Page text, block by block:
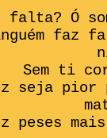
falta? Ó
faz
Sem ti
seja pior
peses